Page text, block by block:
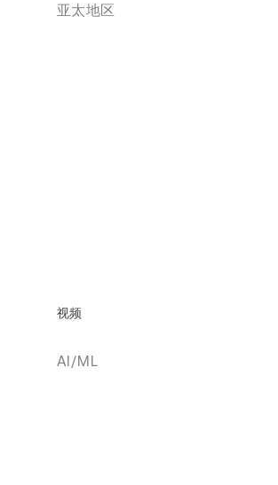
亚太地区
视频
AI/ML